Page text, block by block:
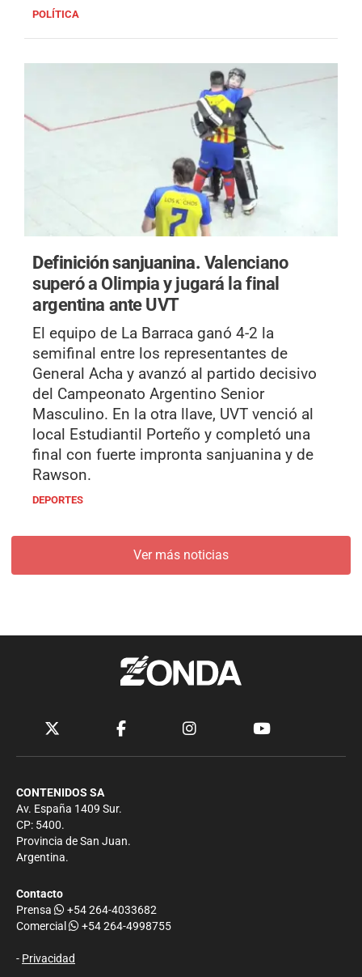
POLÍTICA
Definición sanjuanina. Valenciano
superó a Olimpia y jugará la final
argentina ante UVT
El equipo de La Barraca ganó 4-2 la
semifinal entre los representantes de
General Acha y avanzó al partido decisivo
del Campeonato Argentino Senior
Masculino. En la otra llave, UVT venció al
local Estudiantil Porteño y completó una
final con fuerte impronta sanjuanina y de
Rawson.
DEPORTES
Ver más noticias
CONTENIDOS SA
Av. España 1409 Sur.
CP: 5400.
Provincia de San Juan.
Argentina.
Contacto
Prensa
+54 264-4033682
Comercial
+54 264-4998755
- Privacidad